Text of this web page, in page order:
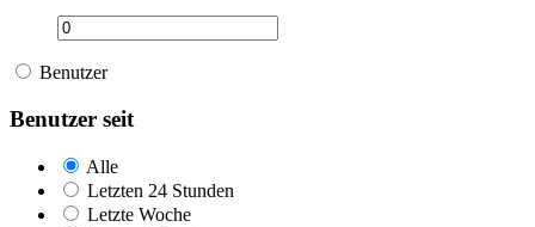
Benutzer
Benutzer seit
Alle
Letzten 24 Stunden
Letzte Woche